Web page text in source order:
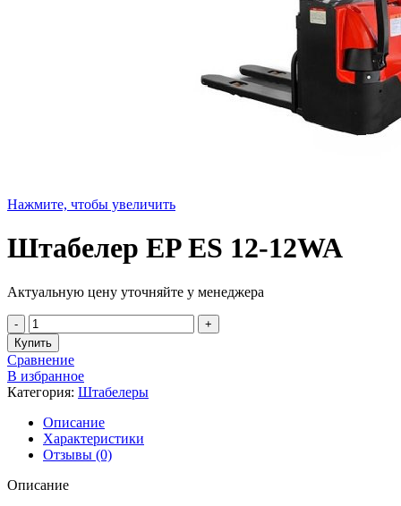
Нажмите, чтобы увеличить
Штабелер EP ES 12-12WA
Актуальную цену уточняйте у менеджера
Купить
Сравнение
В избранное
Категория: Штабелеры
Описание
Характеристики
Отзывы (0)
Описание